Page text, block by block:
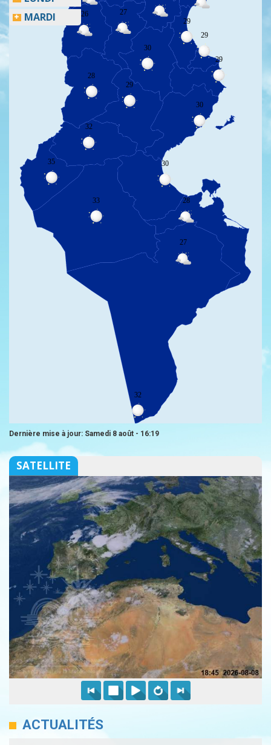
27
26
30
29
29
29
28
29
30
30
32
35
33 28
27
32
MARDI
Dernière mise à jour: Samedi 8 août - 16:19
SATELLITE
ACTUALITÉS